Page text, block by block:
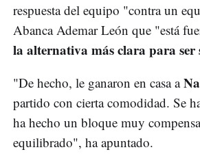
respuesta del equipo "contra un
Abanca Ademar León que "está
la alternativa más clara para ser
"De hecho, le ganaron en casa a
partido con cierta comodidad. Se
ha hecho un bloque muy
equilibrado", ha apuntado.